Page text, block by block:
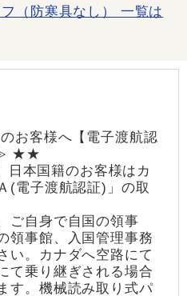
（防寒具なし） 一覧は
客様へ【電子渡航認
≫ ★★
日本国籍のお客様はカ
(電子渡航認証)」の取
ご自身で自国の領事
領事館、入国管理事務
い。カナダへ空路にて
て乗り継ぎされる場合
す。機械読み取り式パ